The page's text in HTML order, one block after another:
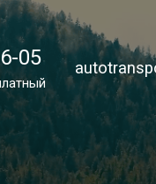
05
05